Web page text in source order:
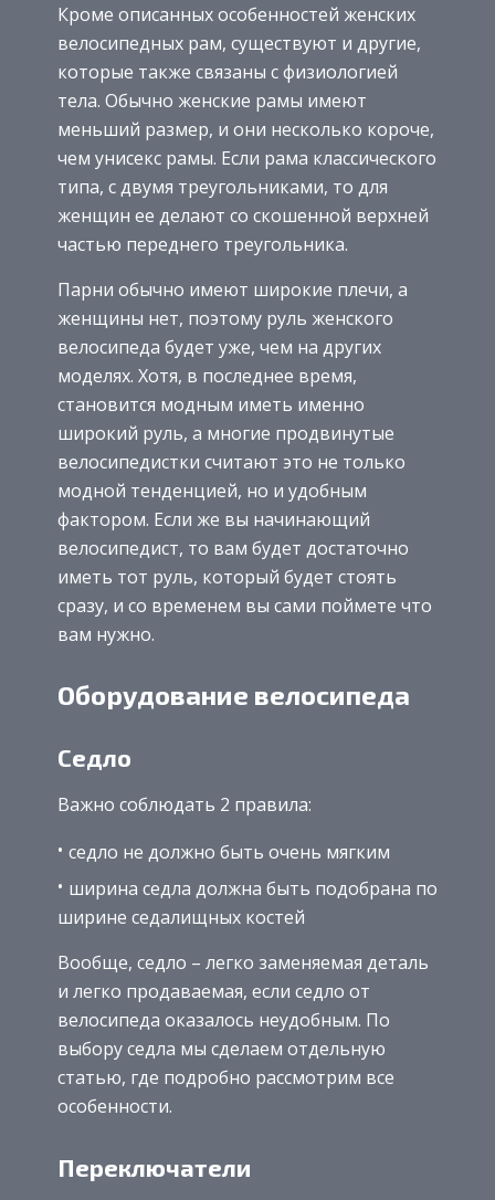
Кроме описанных особенностей женских
велосипедных рам, существуют и другие,
которые также связаны с физиологией
тела. Обычно женские рамы имеют
меньший размер, и они несколько короче,
чем унисекс рамы. Если рама классического
типа, с двумя треугольниками, то для
женщин ее делают со скошенной верхней
частью переднего треугольника.
Парни обычно имеют широкие плечи, а
женщины нет, поэтому руль женского
велосипеда будет уже, чем на других
моделях. Хотя, в последнее время,
становится модным иметь именно
широкий руль, а многие продвинутые
велосипедистки считают это не только
модной тенденцией, но и удобным
фактором. Если же вы начинающий
велосипедист, то вам будет достаточно
иметь тот руль, который будет стоять
сразу, и со временем вы сами поймете что
вам нужно.
Оборудование велосипеда
Седло
Важно соблюдать 2 правила:
седло не должно быть очень мягким
ширина седла должна быть подобрана по
ширине седалищных костей
Вообще, седло – легко заменяемая деталь
и легко продаваемая, если седло от
велосипеда оказалось неудобным. По
выбору седла мы сделаем отдельную
статью, где подробно рассмотрим все
особенности.
Переключатели